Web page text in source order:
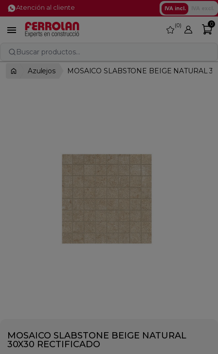
Atención al cliente IVA incl.
 favorite
0 0
Buscar productos...
Azulejos MOSAICO SLABSTONE BEIGE NATURAL
MOSAICO SLABSTONE BEIGE NATURAL
30X30 RECTIFICADO